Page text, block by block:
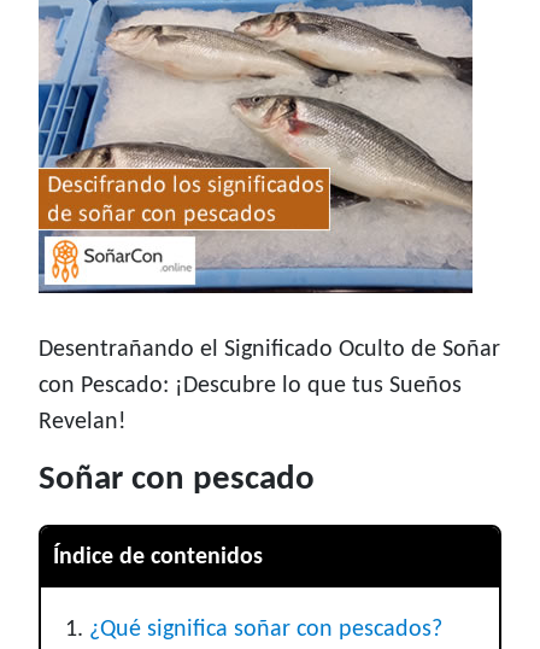
Desentrañando el Significado Oculto de Soñar
con Pescado: ¡Descubre lo que tus Sueños
Revelan!
Soñar con pescado
Índice de contenidos
¿Qué significa soñar con pescados?